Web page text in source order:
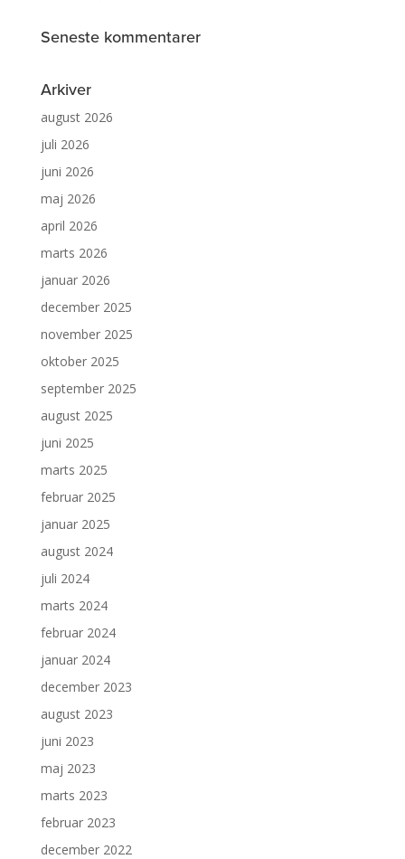
Seneste kommentarer
Arkiver
august 2026
juli 2026
juni 2026
maj 2026
april 2026
marts 2026
januar 2026
december 2025
november 2025
oktober 2025
september 2025
august 2025
juni 2025
marts 2025
februar 2025
januar 2025
august 2024
juli 2024
marts 2024
februar 2024
januar 2024
december 2023
august 2023
juni 2023
maj 2023
marts 2023
februar 2023
december 2022